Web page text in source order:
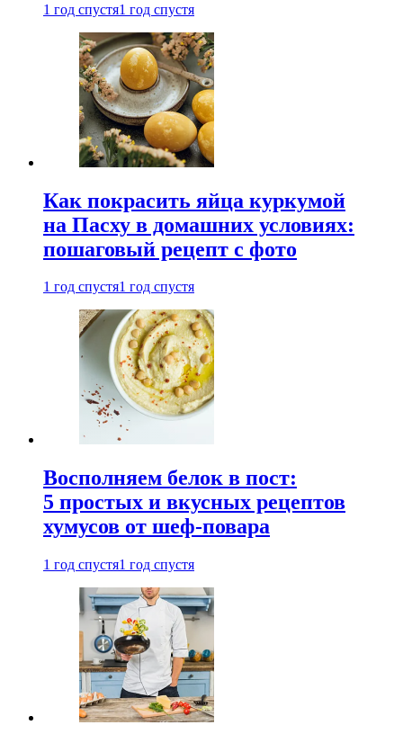
1 год спустя1 год спустя
Как покрасить яйца куркумой
на Пасху в домашних условиях:
пошаговый рецепт с фото
1 год спустя1 год спустя
Восполняем белок в пост:
5 простых и вкусных рецептов
хумусов от шеф-повара
1 год спустя1 год спустя